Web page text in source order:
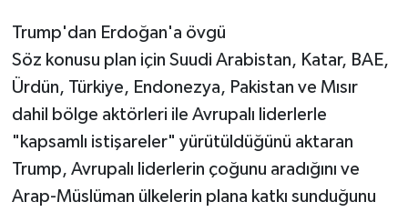
Trump'dan Erdoğan'a övgü
Söz konusu plan için Suudi Arabistan, Katar, BAE,
Ürdün, Türkiye, Endonezya, Pakistan ve Mısır
dahil bölge aktörleri ile Avrupalı liderlerle
"kapsamlı istişareler" yürütüldüğünü aktaran
Trump, Avrupalı liderlerin çoğunu aradığını ve
Arap-Müslüman ülkelerin plana katkı sunduğunu